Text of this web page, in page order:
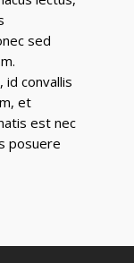
sed
id convallis
et
est nec
posuere